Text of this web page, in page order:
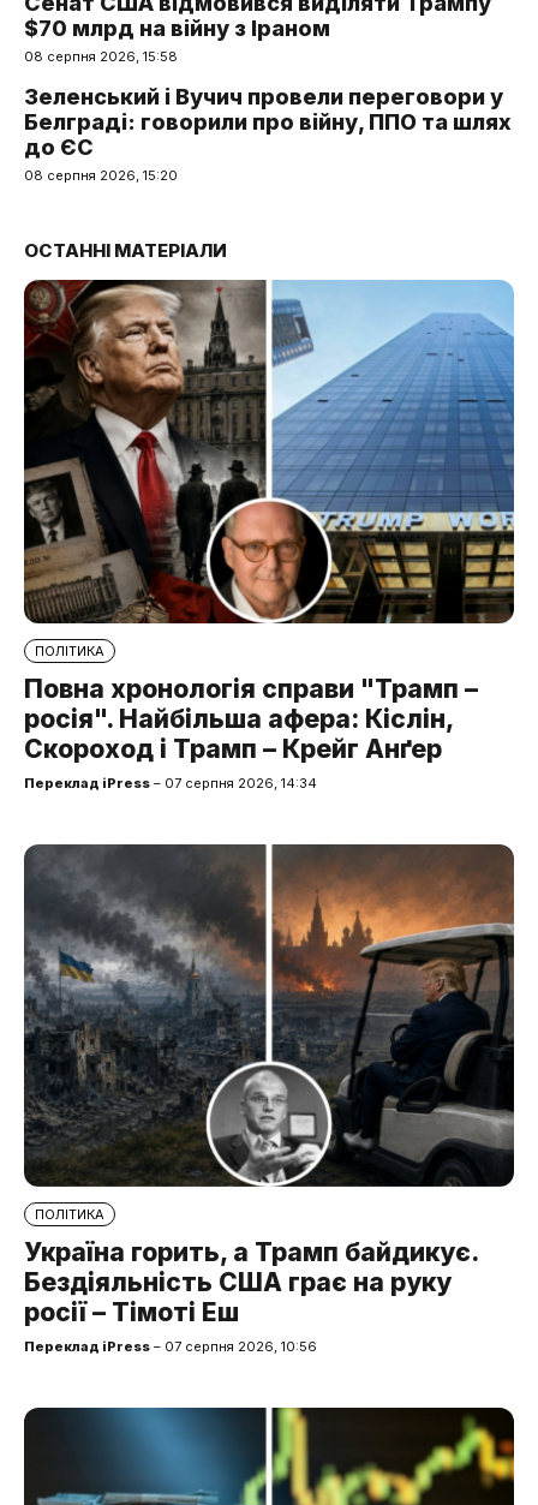
$70 млрд на війну з Іраном
08 серпня 2026, 15:58
Зеленський і Вучич провели переговори у
Белграді: говорили про війну, ППО та шлях
до ЄС
08 серпня 2026, 15:20
ОСТАННІ МАТЕРІАЛИ
ПОЛІТИКА
Повна хронологія справи "Трамп –
росія". Найбільша афера: Кіслін,
Скороход і Трамп – Крейг Анґер
Переклад iPress – 07 серпня 2026, 14:34
ПОЛІТИКА
Україна горить, а Трамп байдикує.
Бездіяльність США грає на руку
росії – Тімоті Еш
Переклад iPress – 07 серпня 2026, 10:56